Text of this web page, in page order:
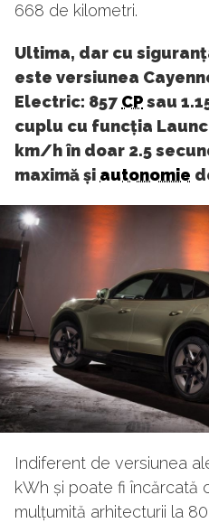
668 de kilometri.
Ultima, dar cu
este versiunea
Electric: 857 CPsau
cuplu cu funcția
km/h în doar 2.5
maximă și autonomie
Indiferent de versiunea
kWh și poate fi încărcată
mulțumită arhitecturii la